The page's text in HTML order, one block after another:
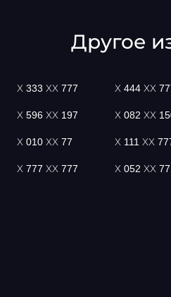
Другое
Х 333 ХХ 777 Х 444 ХХ
Х 596 ХХ 197 Х 082 ХХ
Х 010 ХХ 77 Х 111 ХХ
Х 777 ХХ 777 Х 052 ХХ 77